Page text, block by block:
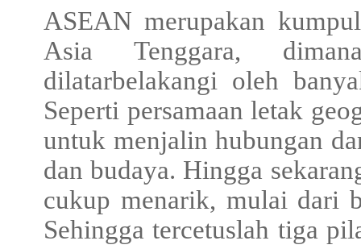
ASEAN merupakan
Asia Tenggara,
dilatarbelakangi oleh
Seperti persamaan letak
untuk menjalin hubungan
dan budaya. Hingga
cukup menarik, mulai dari
Sehingga tercetuslah tiga